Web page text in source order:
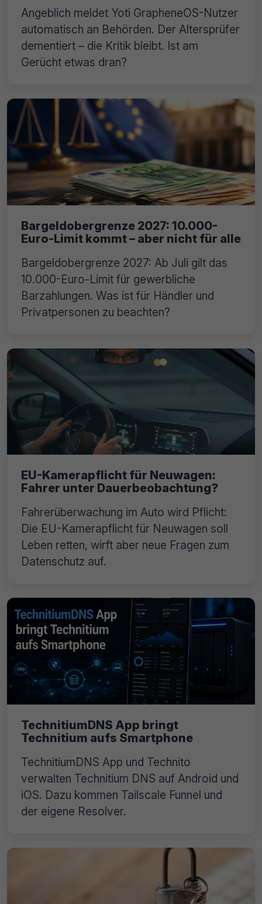
Angeblich meldet Yoti GrapheneOS-Nutzer
automatisch an Behörden. Der Altersprüfer
dementiert – die Kritik bleibt. Ist am
Gerücht etwas dran?
Bargeldobergrenze 2027: 10.000-
Euro-Limit kommt – aber nicht für alle
Bargeldobergrenze 2027: Ab Juli gilt das
10.000-Euro-Limit für gewerbliche
Barzahlungen. Was ist für Händler und
Privatpersonen zu beachten?
EU-Kamerapflicht für Neuwagen:
Fahrer unter Dauerbeobachtung?
Fahrerüberwachung im Auto wird Pflicht:
Die EU-Kamerapflicht für Neuwagen soll
Leben retten, wirft aber neue Fragen zum
Datenschutz auf.
TechnitiumDNS App bringt
Technitium aufs Smartphone
TechnitiumDNS App und Technito
verwalten Technitium DNS auf Android und
iOS. Dazu kommen Tailscale Funnel und
der eigene Resolver.